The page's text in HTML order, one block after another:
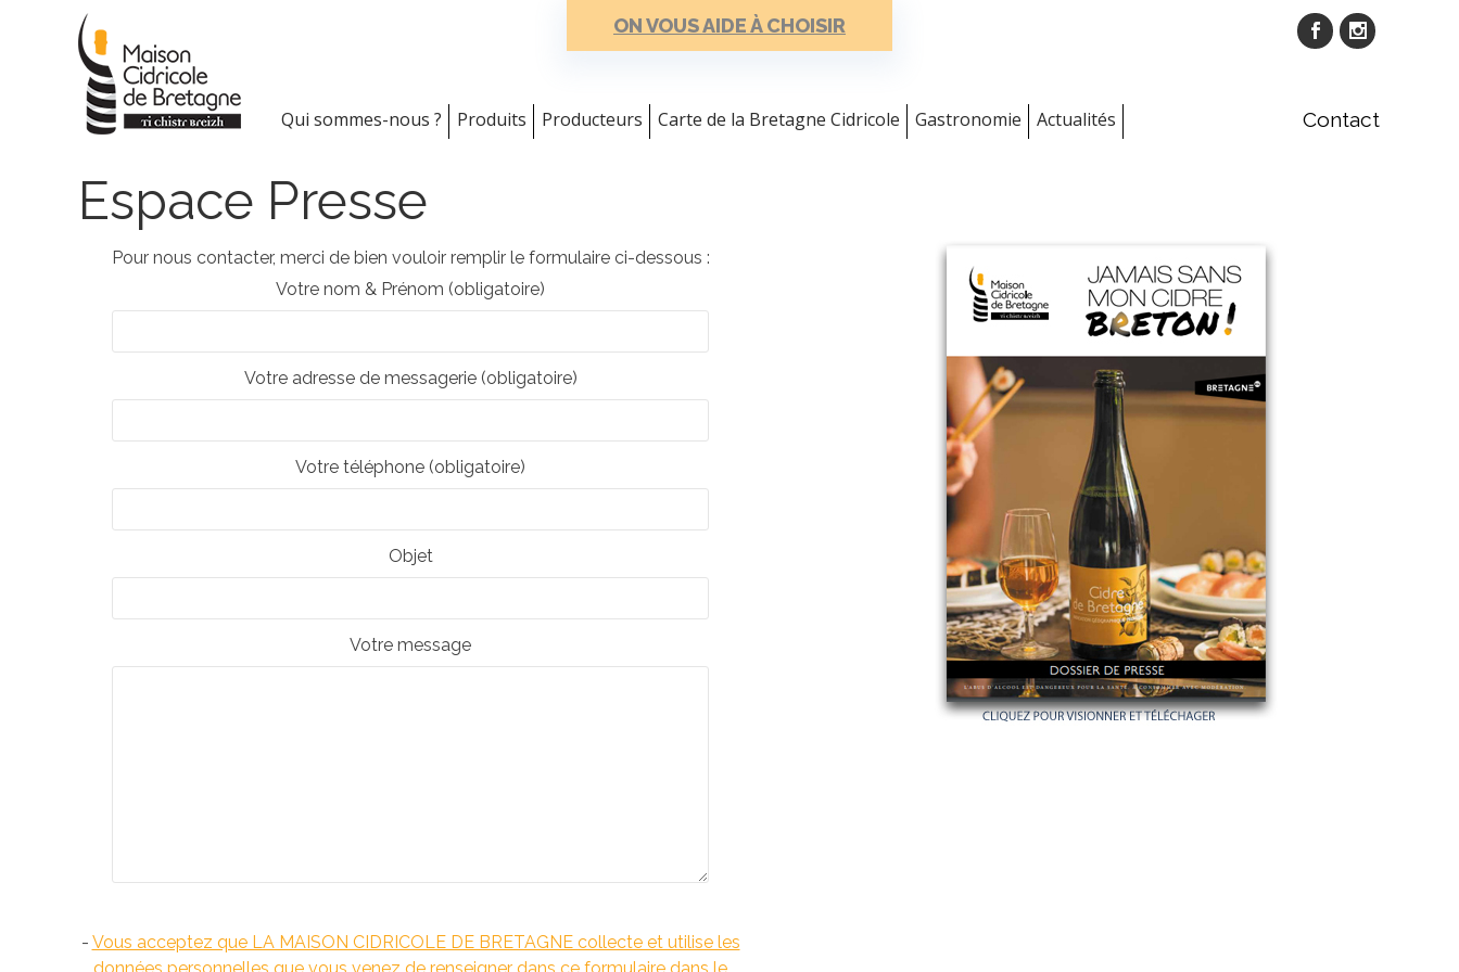
ON VOUS AIDE À CHOISIR
Qui sommes-nous ? Produits Producteurs Carte de la Bretagne Cidricole Gastronomie Actualités Contact
Espace Presse
Pour nous contacter, merci de bien vouloir remplir le formulaire ci-dessous :
Votre nom & Prénom (obligatoire)
Votre adresse de messagerie (obligatoire)
Votre téléphone (obligatoire)
Objet
Votre message
- Vous acceptez que LA MAISON CIDRICOLE DE BRETAGNE collecte et utilise les